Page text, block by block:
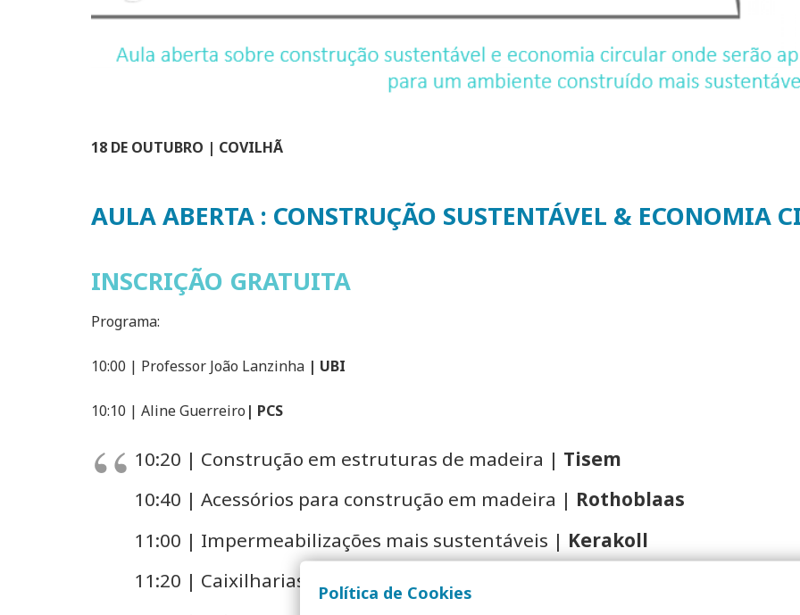
18 DE OUTUBRO | COVILHÃ
AULA ABERTA : CONSTRUÇÃO SUSTENTÁVEL & ECONOMIA
INSCRIÇÃO GRATUITA
Programa:
10:00 | Professor João Lanzinha | UBI
10:10 | Aline Guerreiro | PCS
10:20 | Construção em estruturas de madeira | Tisem
10:40 | Acessórios para construção em madeira | Rothoblaas
11:00 | Impermeabilizações mais sustentáveis | Kerakoll
11:20 | Caixilharias em alumínio reciclado pós-consumo |
Política de Cookies